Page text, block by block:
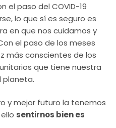
el paso del COVID-19
lo que sí es seguro es
en que nos cuidamos y
el paso de los meses
más conscientes de los
que tiene nuestra
planeta.
y mejor futuro la tenemos
sentirnos bien es